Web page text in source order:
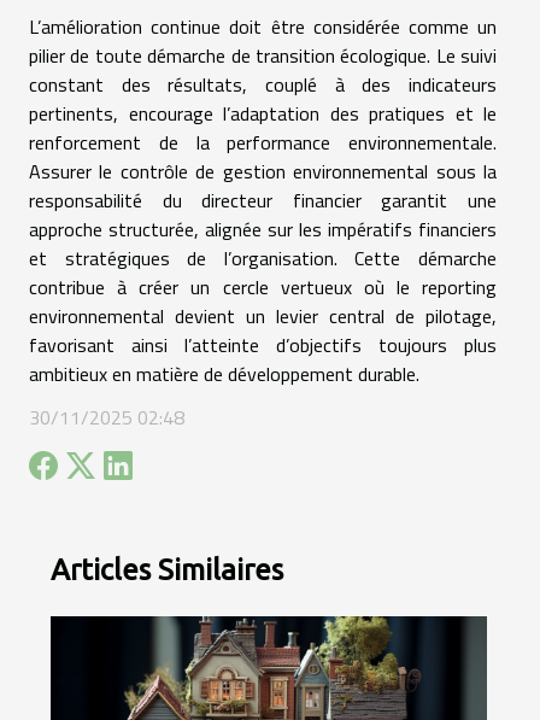
L’amélioration continue doit être considérée comme un
pilier de toute démarche de transition écologique. Le suivi
constant des résultats, couplé à des indicateurs
pertinents, encourage l’adaptation des pratiques et le
renforcement de la performance environnementale.
Assurer le contrôle de gestion environnemental sous la
responsabilité du directeur financier garantit une
approche structurée, alignée sur les impératifs financiers
et stratégiques de l’organisation. Cette démarche
contribue à créer un cercle vertueux où le reporting
environnemental devient un levier central de pilotage,
favorisant ainsi l’atteinte d’objectifs toujours plus
ambitieux en matière de développement durable.
30/11/2025 02:48
Articles Similaires